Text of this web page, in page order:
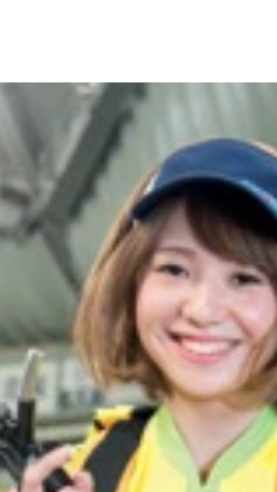
ィールド（千葉ロッテ）のエ